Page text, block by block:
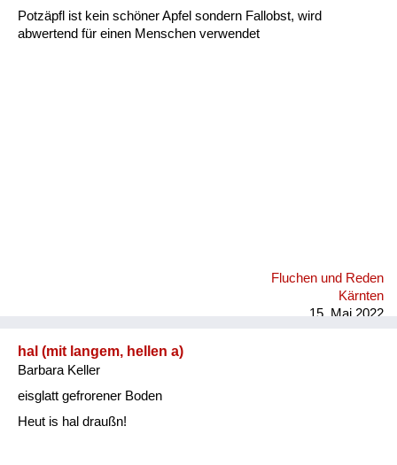
Potzäpfl ist kein schöner Apfel sondern Fallobst, wird
abwertend für einen Menschen verwendet
Fluchen und Reden
Kärnten
15. Mai 2022
hal (mit langem, hellen a)
Barbara Keller
eisglatt gefrorener Boden
Heut is hal draußn!